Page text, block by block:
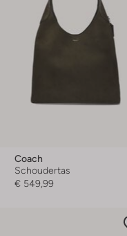
Coach
Schoudertas
€ 549,99